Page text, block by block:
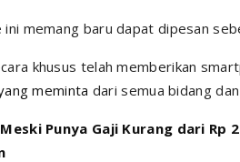
ini memang baru dapat dipesan
khusus telah memberikan
meminta dari semua bidang
Meski Punya Gaji Kurang dari Rp